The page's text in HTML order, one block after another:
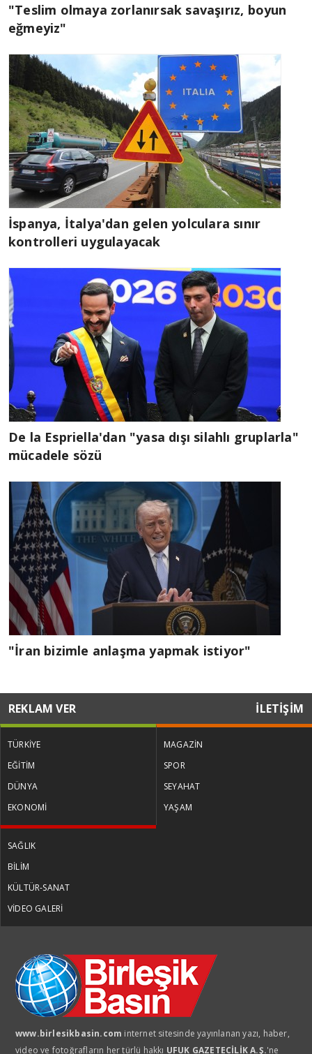
"Teslim olmaya zorlanırsak savaşırız, boyun
eğmeyiz"
İspanya, İtalya'dan gelen yolculara sınır
kontrolleri uygulayacak
De la Espriella'dan "yasa dışı silahlı gruplarla"
mücadele sözü
"İran bizimle anlaşma yapmak istiyor"
REKLAM VER İLETİŞİM
TÜRKİYE
EĞİTİM
DÜNYA
EKONOMİ
MAGAZİN
SPOR
SEYAHAT
YAŞAM
SAĞLIK
BİLİM
KÜLTÜR-SANAT
VİDEO GALERİ
www.birlesikbasin.com internet sitesinde yayınlanan yazı, haber,
video ve fotoğrafların her türlü hakkı UFUK GAZETECİLİK A.Ş.'ne